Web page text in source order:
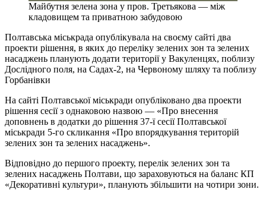
Майбутня зелена зона у пров. Третьякова — між
кладовищем та приватною забудовою
Полтавська міськрада опублікувала на своєму сайті два
проекти рішення, в яких до переліку зелених зон та зелених
насаджень планують додати території у Вакуленцях, поблизу
Дослідного поля, на Садах-2, на Червоному шляху та поблизу
Горбанівки
На сайті Полтавської міськради опубліковано два проекти
рішення сесії з однаковою назвою — «Про внесення
доповнень в додатки до рішення 37-ї сесії Полтавської
міськради 5-го скликання «Про впорядкування територій
зелених зон та зелених насаджень».
Відповідно до першого проекту, перелік зелених зон та
зелених насаджень Полтави, що зараховуються на баланс КП
«Декоративні культури», планують збільшити на чотири зони.